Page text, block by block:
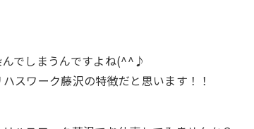
でしまうんですよね(^^♪
スワーク藤沢の特徴だと思います！！